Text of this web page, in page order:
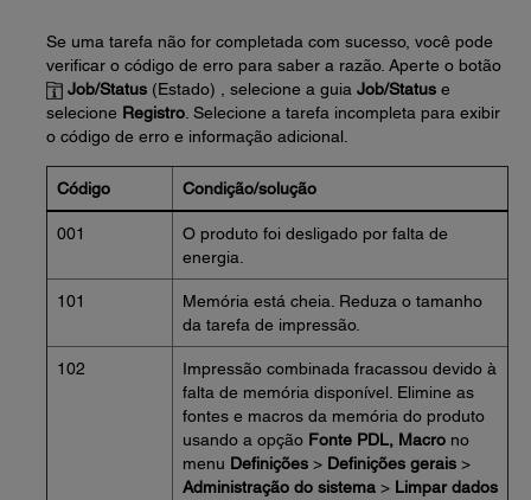
Se uma tarefa não for completada com sucesso, você pode
verificar o código de erro para saber a razão. Aperte o botão
Job/Status (Estado) , selecione a guia Job/Status e
selecione Registro . Selecione a tarefa incompleta para exibir
o código de erro e informação adicional.
Código Condição/solução
001
O produto foi desligado por falta de
energia.
101
Memória está cheia. Reduza o tamanho
da tarefa de impressão.
102
Impressão combinada fracassou devido à
falta de memória disponível. Elimine as
fontes e macros da memória do produto
usando a opção Fonte PDL, Macro no
menu Definições > Definições gerais >
Administração do sistema > Limpar dados